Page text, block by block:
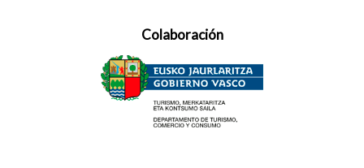
Colaboración